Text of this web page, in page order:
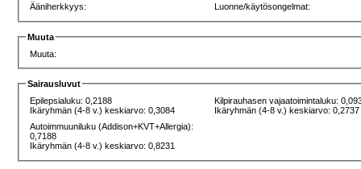
Ääniherkkyys:
Luonne/käytösongelmat:
Muuta
Muuta:
Sairausluvut
Epilepsialuku: 0,2188
Ikäryhmän (4-8 v.) keskiarvo: 0,3084
Kilpirauhasen vajaatoimintaluku:
Ikäryhmän (4-8 v.) keskiarvo: 0,2737
Autoimmuuniluku (Addison+KVT+Allergia):
0,7188
Ikäryhmän (4-8 v.) keskiarvo: 0,8231